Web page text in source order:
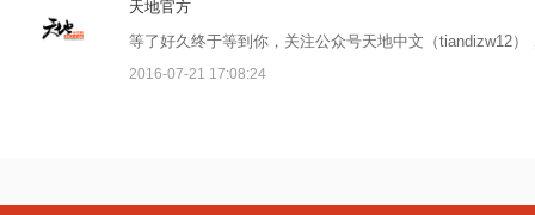
天地官方
等了好久终于等到你，关注公众号天地中文（tiandizw12）
2016-07-21 17:08:24